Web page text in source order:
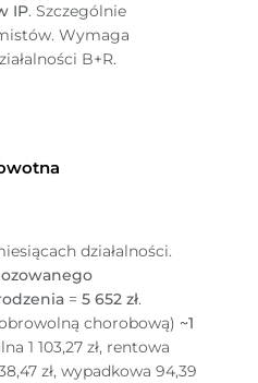
IP. Szczególnie
Wymaga
B+R.
działalności.
=5 652 zł.
chorobową) ~1
1 103,27 zł, rentowa
zł, wypadkowa 94,39